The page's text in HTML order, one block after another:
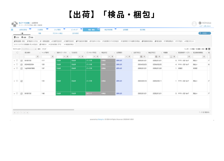
【出荷】「検品・梱包」